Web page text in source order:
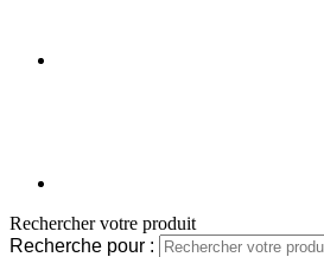
Rechercher votre produit
Recherche pour :